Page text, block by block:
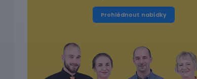
Prohlédnout nabídky